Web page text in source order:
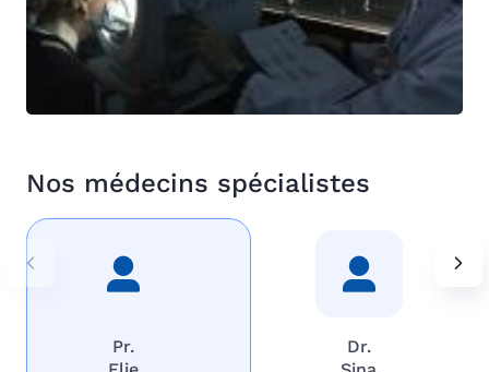
Nos médecins spécialistes
Pr.
Dr.